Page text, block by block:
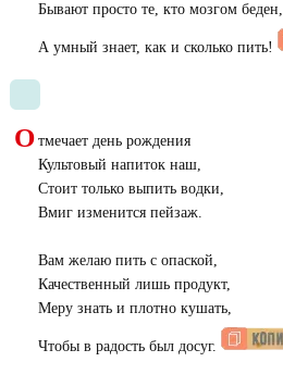
Бывают просто те, кто мозгом беден,
А умный знает, как и сколько пить!
О тмечает день рождения
Культовый напиток наш,
Стоит только выпить водки,
Вмиг изменится пейзаж.
Вам желаю пить с опаской,
Качественный лишь продукт,
Меру знать и плотно кушать,
Чтобы в радость был досуг.